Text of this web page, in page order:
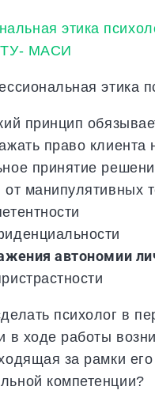
этика
принцип
право клиента
принятие
от манипулятивных
автономии
психолог в
в ходе работы
за рамки его
компетенции?